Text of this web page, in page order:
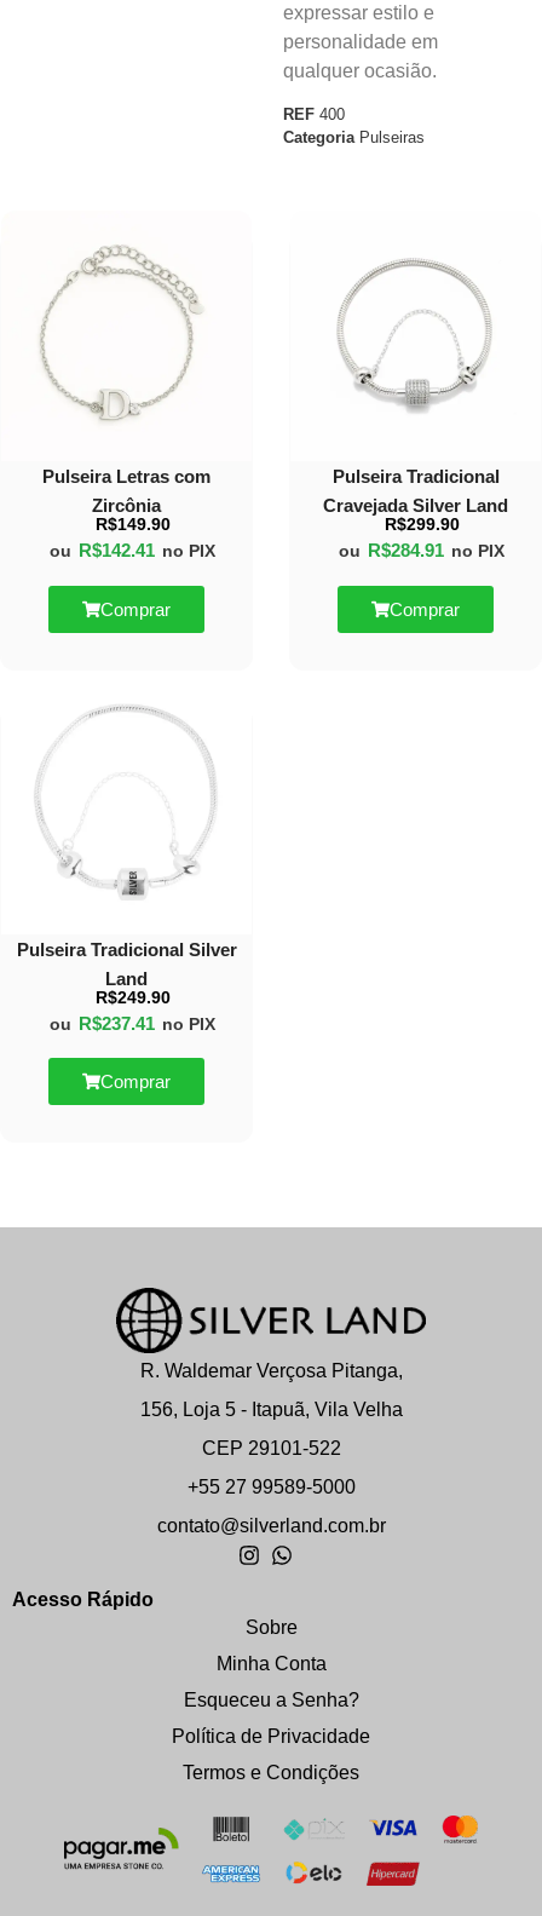
expressar estilo e
personalidade em
qualquer ocasião.
REF 400
Categoria Pulseiras
Pulseira Letras com
Zircônia
R$149.90
ou R$142.41 no PIX
Comprar
Pulseira Tradicional
Cravejada Silver Land
R$299.90
ou R$284.91 no PIX
Comprar
Pulseira Tradicional Silver
Land
R$249.90
ou R$237.41 no PIX
Comprar
R. Waldemar Verçosa Pitanga,
156, Loja 5 - Itapuã, Vila Velha
CEP 29101-522
+55 27 99589-5000
contato@silverland.com.br
Acesso Rápido
Sobre
Minha Conta
Esqueceu a Senha?
Política de Privacidade
Termos e Condições